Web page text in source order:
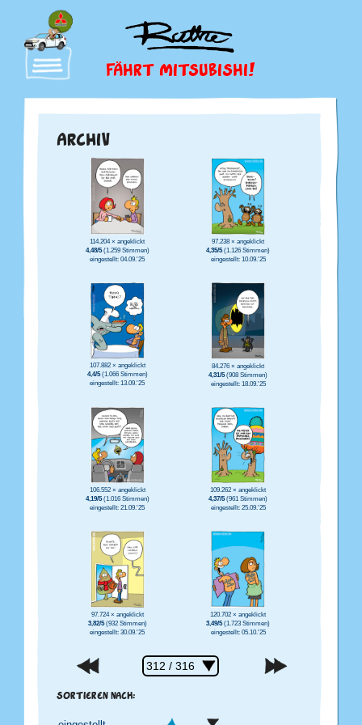
FÄHRT MITSUBISHI!
ARCHIV
114.204 × angeklickt
4,48/5(1.259 Stimmen)
eingestellt: 04.09.'25
97.238 × angeklickt
4,35/5(1.126 Stimmen)
eingestellt: 10.09.'25
107.882 × angeklickt
4,4/5(1.066 Stimmen)
eingestellt: 13.09.'25
84.276 × angeklickt
4,31/5(908 Stimmen)
eingestellt: 18.09.'25
106.552 × angeklickt
4,19/5(1.016 Stimmen)
eingestellt: 21.09.'25
109.262 × angeklickt
4,37/5(961 Stimmen)
eingestellt: 25.09.'25
97.724 × angeklickt
3,82/5(932 Stimmen)
eingestellt: 30.09.'25
120.702 × angeklickt
3,49/5(1.723 Stimmen)
eingestellt: 05.10.'25
SORTIEREN NACH: